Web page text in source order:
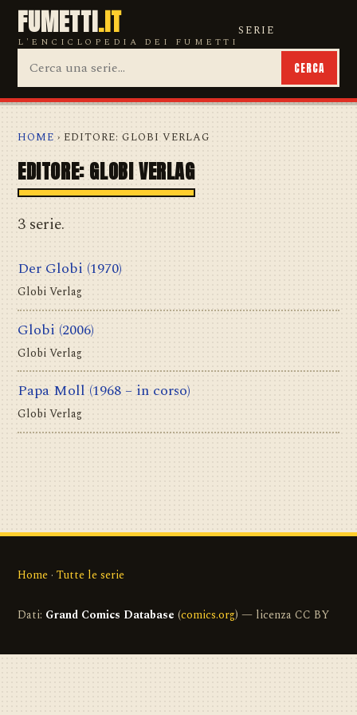
FUMETTI.IT
L'ENCICLOPEDIA DEI FUMETTI
SERIE
CERCA
HOME › EDITORE: GLOBI VERLAG
EDITORE: GLOBI VERLAG
3 serie.
Der Globi (1970)
Globi Verlag
Globi (2006)
Globi Verlag
Papa Moll (1968 – in corso)
Globi Verlag
Home · Tutte le serie
Dati: Grand Comics Database (comics.org) — licenza CC BY